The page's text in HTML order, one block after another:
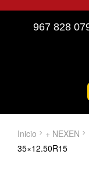
967 828
Inicio + NEXEN
35×12.50R15